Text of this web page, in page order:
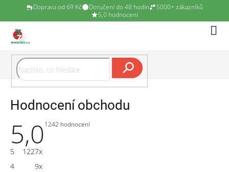
Doprava od 69 Kč Doručení do 48 hodin
5000+ zákazníků
5,0 hodnocení
obsah
Hodnocení obchodu
5,0Průměrné
1242 hodnocení
5
1227x
4
9x